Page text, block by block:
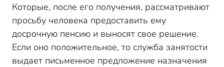
Которые, после его получения, рассматривают
просьбу человека предоставить ему
досрочную пенсию и выносят свое решение.
Если оно положительное, то служба занятости
выдает письменное предложение назначения